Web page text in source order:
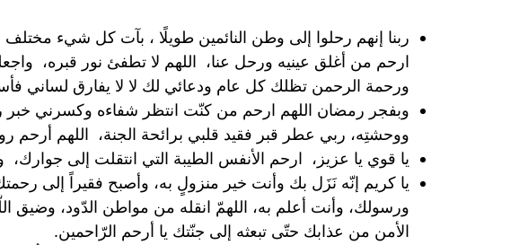
ربنا إنهم رحلوا إلى وطن النائمين طويلًا ، بآت كل شيء
ارحم من أغلق عينيه ورحل عنا، اللهم لا تطفئ نور قبره،
ورحمة الرحمن تظلك كل عام ودعائي لك ﻻ لا يفارق لساني
وبفجر رمضان اللهم ارحم من كنّت انتظر شفاءه وكسرني خبر
ووحشتِه، ربي عطر قبر فقيد قلبي برائحة الجنة، اللهم أرحم
يا قوي يا عزيز، ارحم الأنفس الطيبة التي انتقلت إلى جوارك،
يا كريم إنّه نَزَل بك وأنت خير منزولٍ به، وأصبح فقيراً إلى
ورسولك، وأنت أعلم به، اللهمّ انقله من مواطن الدّود، وضيق
الأمن من عذابك حتّى تبعثه إلى جنّتك يا أرحم الرّاحمين.